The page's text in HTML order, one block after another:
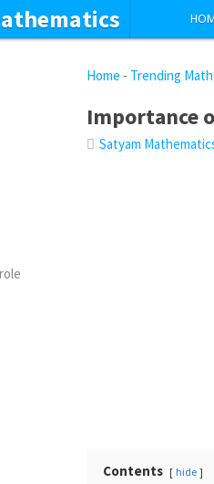
Home - Trending
Importance
Satyam
Contents hide